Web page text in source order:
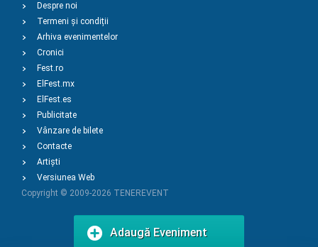
Despre noi
Termeni și condiții
Arhiva evenimentelor
Cronici
Fest.ro
ElFest.mx
ElFest.es
Publicitate
Vânzare de bilete
Contacte
Artiști
Versiunea Web
Copyright © 2009-2026 TENEREVENT
Adaugă Eveniment